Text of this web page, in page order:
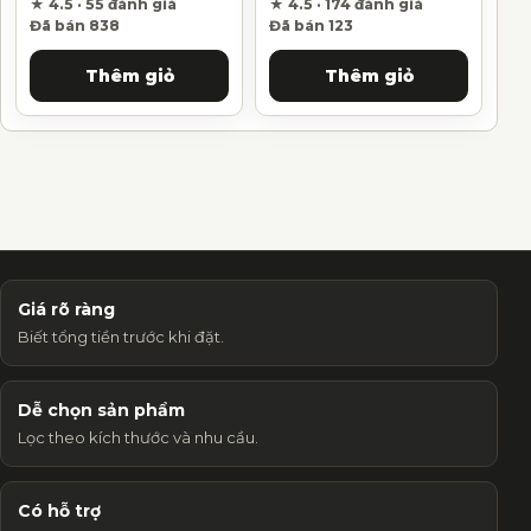
★ 4.5 · 55 đánh giá
Đã bán 838
Thêm giỏ
★ 4.5 · 174 đánh giá
Đã bán 123
Thêm giỏ
Giá rõ ràng
Biết tổng tiền trước khi đặt.
Dễ chọn sản phẩm
Lọc theo kích thước và nhu cầu.
Có hỗ trợ